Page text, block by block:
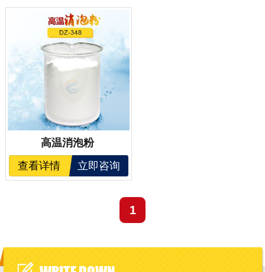
高温消泡粉
查看详情
立即咨询
1